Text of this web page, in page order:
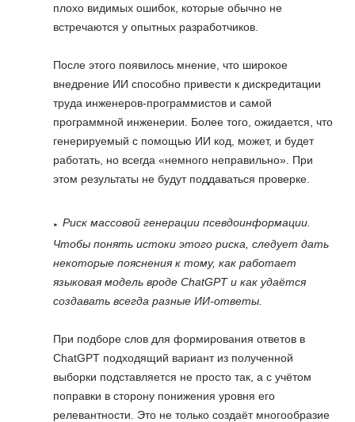
плохо видимых ошибок, которые обычно не
встречаются у опытных разработчиков.
После этого появилось мнение, что широкое
внедрение ИИ способно привести к дискредитации
труда инженеров-программистов и самой
программной инженерии. Более того, ожидается, что
генерируемый с помощью ИИ код, может, и будет
работать, но всегда «немного неправильно». При
этом результаты не будут поддаваться проверке.
Риск массовой генерации псевдоинформации.
Чтобы понять истоки этого риска, следует дать
некоторые пояснения к тому, как работает
языковая модель вроде ChatGPT и как удаётся
создавать всегда разные ИИ-ответы.
При подборе слов для формирования ответов в
ChatGPT подходящий вариант из полученной
выборки подставляется не просто так, а с учётом
поправки в сторону понижения уровня его
релевантности. Это не только создаёт многообразие